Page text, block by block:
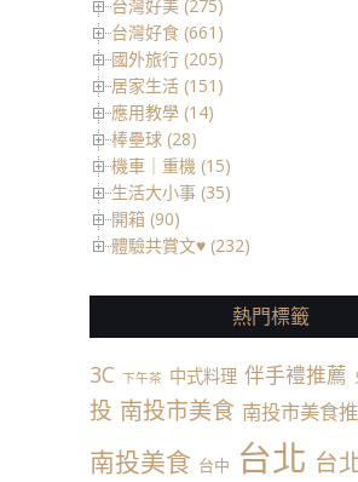
台灣好美 (275)
台灣好食 (661)
國外旅行 (205)
居家生活 (151)
應用教學 (14)
棒壘球 (28)
機車｜重機 (15)
生活大小事 (35)
開箱 (90)
體驗共賞文♥ (232)
熱門標籤
3C 下午茶 中式料理 伴手禮推薦
投 南投市美食 南投市美食
南投美食 台中 台北 台